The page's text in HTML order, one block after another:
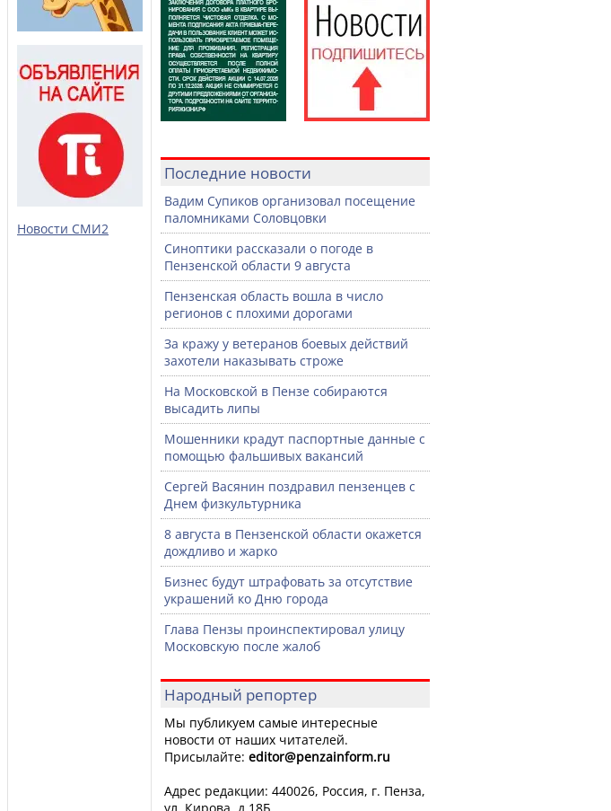
Новости СМИ2
Последние новости
Вадим Супиков организовал посещение
паломниками Соловцовки
Синоптики рассказали о погоде в
Пензенской области 9 августа
Пензенская область вошла в число
регионов с плохими дорогами
За кражу у ветеранов боевых действий
захотели наказывать строже
На Московской в Пензе собираются
высадить липы
Мошенники крадут паспортные данные с
помощью фальшивых вакансий
Сергей Васянин поздравил пензенцев с
Днем физкультурника
8 августа в Пензенской области окажется
дождливо и жарко
Бизнес будут штрафовать за отсутствие
украшений ко Дню города
Глава Пензы проинспектировал улицу
Московскую после жалоб
Народный репортер
Мы публикуем самые интересные
новости от наших читателей.
Присылайте: editor@penzainform.ru
Адрес редакции: 440026, Россия, г. Пенза,